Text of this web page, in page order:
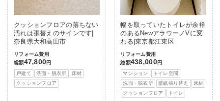
クッションフロアの落ちない
汚れは張替えのサインです|
奈良県大和高田市
リフォーム費用
総額47,800円
戸建て
洗面・脱衣所
床材
クッションフロア
幅を取っていたトイレが余裕
のあるNewアラウーノVに変
わる|東京都江東区
リフォーム費用
総額438,000円
マンション
トイレ空間
洗面・脱衣所
壁紙張り替え
床材
クッションフロア
トイレ